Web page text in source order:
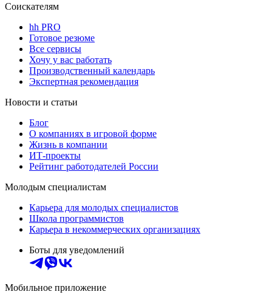
Соискателям
hh PRO
Готовое резюме
Все сервисы
Хочу у вас работать
Производственный календарь
Экспертная рекомендация
Новости и статьи
Блог
О компаниях в игровой форме
Жизнь в компании
ИТ-проекты
Рейтинг работодателей России
Молодым специалистам
Карьера для молодых специалистов
Школа программистов
Карьера в некоммерческих организациях
Боты для уведомлений
Мобильное приложение